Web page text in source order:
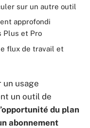
sur un autre outil
approfondi
Plus et Pro
flux de travail et
usage
un outil de
du plan
abonnement